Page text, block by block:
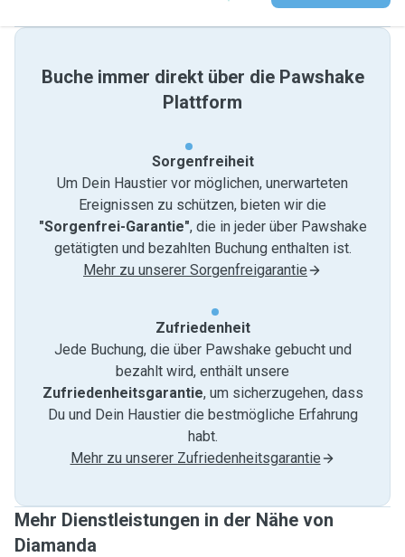
Buche immer direkt über die Pawshake
Plattform
Sorgenfreiheit
Um Dein Haustier vor möglichen, unerwarteten
Ereignissen zu schützen, bieten wir die
"Sorgenfrei-Garantie", die in jeder über Pawshake
getätigten und bezahlten Buchung enthalten ist.
Mehr zu unserer Sorgenfreigarantie
Zufriedenheit
Jede Buchung, die über Pawshake gebucht und
bezahlt wird, enthält unsere
Zufriedenheitsgarantie, um sicherzugehen, dass
Du und Dein Haustier die bestmögliche Erfahrung
habt.
Mehr zu unserer Zufriedenheitsgarantie
Mehr Dienstleistungen in der Nähe von
Diamanda